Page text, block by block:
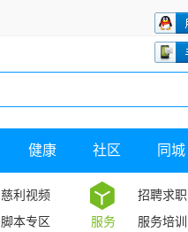
健康 社区 同城
慈利视频
脚本专区 服务
招聘求职
服务培训